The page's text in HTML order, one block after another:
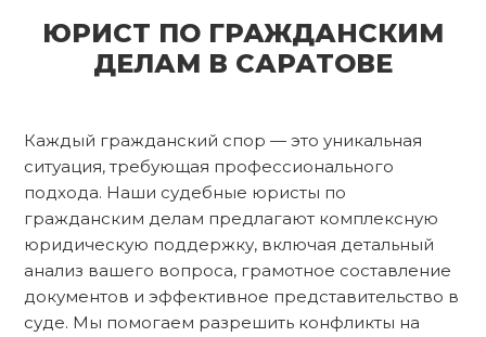
ЮРИСТ ПО ГРАЖДАНСКИМ
ДЕЛАМ В САРАТОВЕ
Каждый гражданский спор — это уникальная
ситуация, требующая профессионального
подхода. Наши судебные юристы по
гражданским делам предлагают комплексную
юридическую поддержку, включая детальный
анализ вашего вопроса, грамотное составление
документов и эффективное представительство в
суде. Мы помогаем разрешить конфликты на